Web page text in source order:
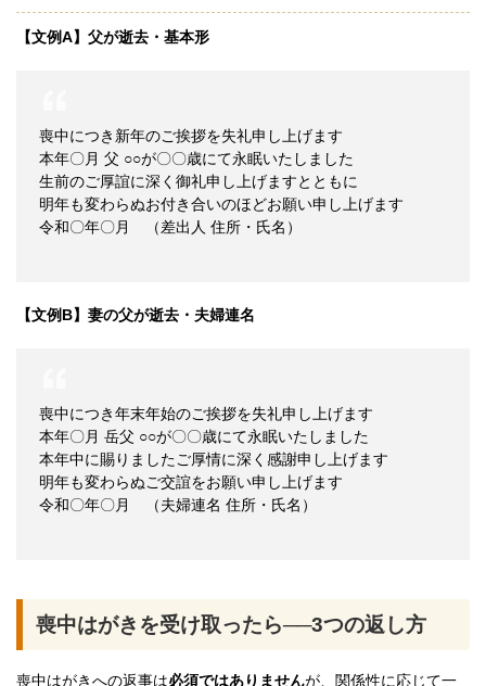
【文例A】父が逝去・基本形
喪中につき新年のご挨拶を失礼申し上げます
本年〇月 父 ○○が〇〇歳にて永眠いたしました
生前のご厚誼に深く御礼申し上げますとともに
明年も変わらぬお付き合いのほどお願い申し上げます
令和〇年〇月 （差出人 住所・氏名）
【文例B】妻の父が逝去・夫婦連名
喪中につき年末年始のご挨拶を失礼申し上げます
本年〇月 岳父 ○○が〇〇歳にて永眠いたしました
本年中に賜りましたご厚情に深く感謝申し上げます
明年も変わらぬご交誼をお願い申し上げます
令和〇年〇月 （夫婦連名 住所・氏名）
喪中はがきを受け取ったら──3つの返し方
喪中はがきへの返事は必須ではありませんが、関係性に応じて一